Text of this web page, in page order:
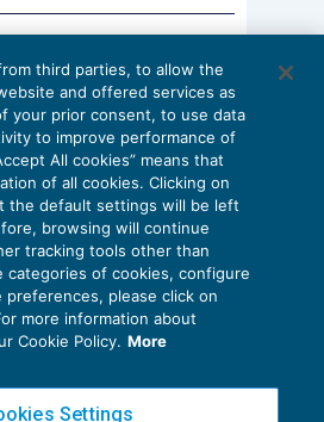
professionali: le
eStefano Dovier
Policy
Cookie Policy
third parties, to allow the
and offered services as
your prior consent, to use data
to improve performance of
All cookies” means that
of all cookies. Clicking on
the default settings will be left
browsing will continue
tracking tools other than
categories of cookies, configure
preferences, please click on
more information about
Cookie Policy. More
Settings